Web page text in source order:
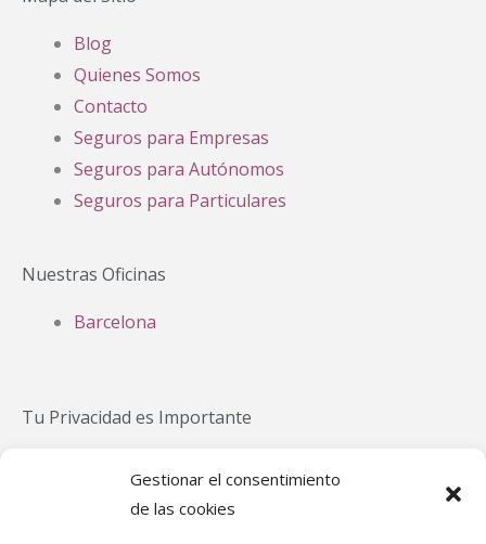
Gestionar el consentimiento
de las cookies
Blog
Quienes Somos
Contacto
Seguros para Empresas
Seguros para Autónomos
Seguros para Particulares
Nuestras Oficinas
Barcelona
Tu Privacidad es Importante
Política Cookies